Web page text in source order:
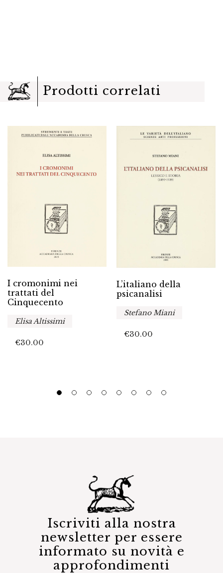
Prodotti correlati
I cromonimi nei
trattati del
Cinquecento
Elisa Altissimi
€30.00
L’italiano della
psicanalisi
Stefano Miani
€30.00
Iscriviti alla nostra
newsletter per essere
informato su novità e
approfondimenti